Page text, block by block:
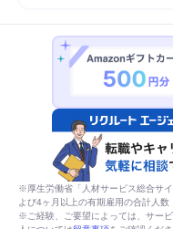
※厚生労働省「人材サービス総合サ
よび4ヶ月以上の有期雇用の合計人
※ご経験、ご要望によっては、サー